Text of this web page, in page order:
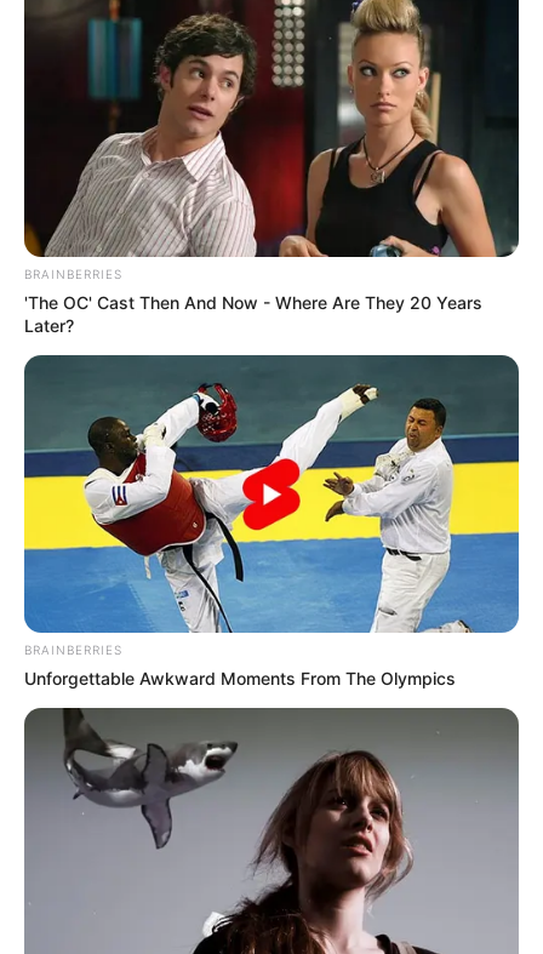
hilarious jokes for adults मजेदार अश्लील
By admin
Contact Us
Disclaimer
Terms and Conditions
Copyright © 2026 alls24.com
BRAINBERRIES
'The OC' Cast Then And Now - Where Are They 20 Years
Later?
BRAINBERRIES
Unforgettable Awkward Moments From The Olympics